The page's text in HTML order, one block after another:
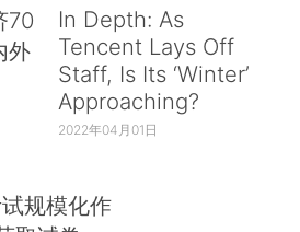
70
外
In Depth: As
Tencent Lays Off
Staff, Is Its ‘Winter’
Approaching?
2022年04月01日
规模化作